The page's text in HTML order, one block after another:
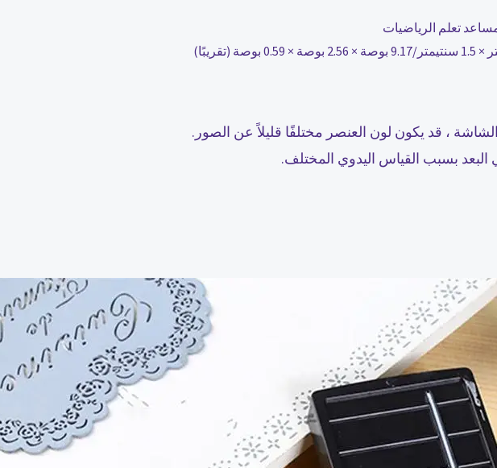
، قد يكون لون العنصر مختلفًا قليلاً عن الصور.
بسبب القياس اليدوي المختلف.